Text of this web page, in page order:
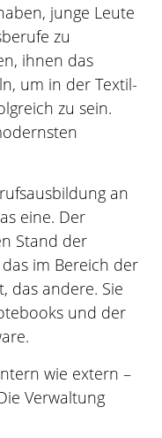
junge Leute
zu
ihnen das
um in der Textil-
zu sein.
an
eine. Der
Stand der
im Bereich der
das andere. Sie
und der
wie extern –
Verwaltung